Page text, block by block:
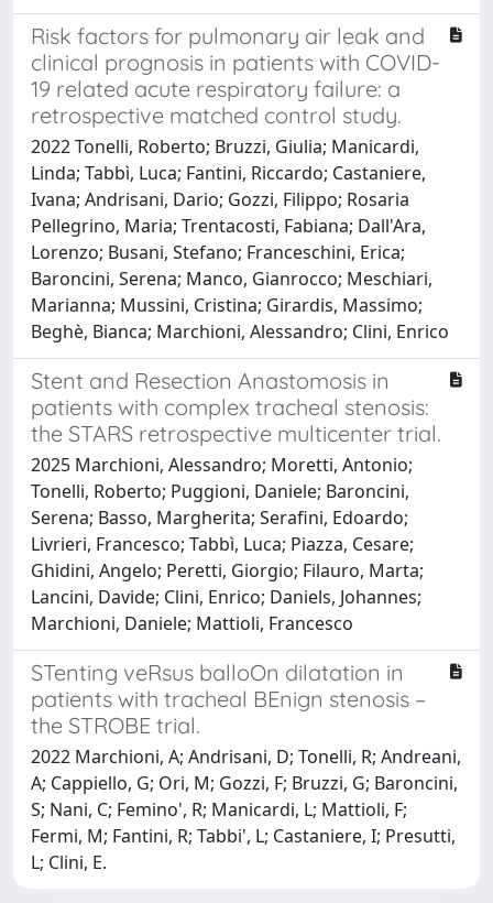
Risk factors for pulmonary air leak and
clinical prognosis in patients with COVID-
19 related acute respiratory failure: a
retrospective matched control study.
2022 Tonelli, Roberto; Bruzzi, Giulia; Manicardi,
Linda; Tabbì, Luca; Fantini, Riccardo; Castaniere,
Ivana; Andrisani, Dario; Gozzi, Filippo; Rosaria
Pellegrino, Maria; Trentacosti, Fabiana; Dall'Ara,
Lorenzo; Busani, Stefano; Franceschini, Erica;
Baroncini, Serena; Manco, Gianrocco; Meschiari,
Marianna; Mussini, Cristina; Girardis, Massimo;
Beghè, Bianca; Marchioni, Alessandro; Clini, Enrico
Stent and Resection Anastomosis in
patients with complex tracheal stenosis:
the STARS retrospective multicenter trial.
2025 Marchioni, Alessandro; Moretti, Antonio;
Tonelli, Roberto; Puggioni, Daniele; Baroncini,
Serena; Basso, Margherita; Serafini, Edoardo;
Livrieri, Francesco; Tabbì, Luca; Piazza, Cesare;
Ghidini, Angelo; Peretti, Giorgio; Filauro, Marta;
Lancini, Davide; Clini, Enrico; Daniels, Johannes;
Marchioni, Daniele; Mattioli, Francesco
STenting veRsus balloOn dilatation in
patients with tracheal BEnign stenosis –
the STROBE trial.
2022 Marchioni, A; Andrisani, D; Tonelli, R; Andreani,
A; Cappiello, G; Ori, M; Gozzi, F; Bruzzi, G; Baroncini,
S; Nani, C; Femino', R; Manicardi, L; Mattioli, F;
Fermi, M; Fantini, R; Tabbi', L; Castaniere, I; Presutti,
L; Clini, E.